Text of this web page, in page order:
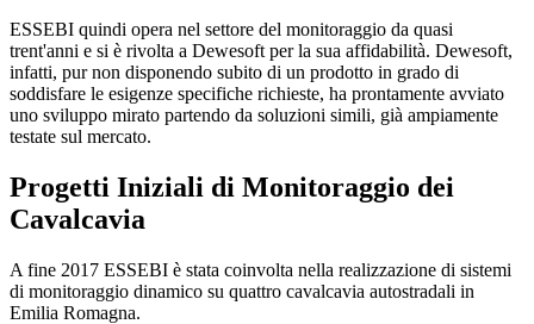
ESSEBI quindi opera nel settore del monitoraggio da quasi
trent'anni e si è rivolta a Dewesoft per la sua affidabilità. Dewesoft,
infatti, pur non disponendo subito di un prodotto in grado di
soddisfare le esigenze specifiche richieste, ha prontamente avviato
uno sviluppo mirato partendo da soluzioni simili, già ampiamente
testate sul mercato.
Progetti Iniziali di Monitoraggio dei
Cavalcavia
A fine 2017 ESSEBI è stata coinvolta nella realizzazione di sistemi
di monitoraggio dinamico su quattro cavalcavia autostradali in
Emilia Romagna.